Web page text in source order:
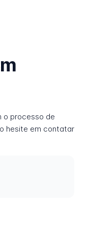
o processo de
hesite em contatar